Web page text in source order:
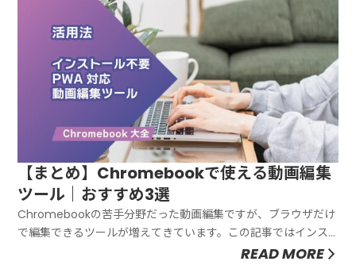
【まとめ】Chromebookで使える動画編集
ツール｜おすすめ3選
Chromebookの苦手分野だった動画編集ですが、ブラウザだけ
で編集できるツールが増えてきています。この記事ではインス
トール不要、ブラウザだけで編集できるツールのオススメを紹
READ MORE